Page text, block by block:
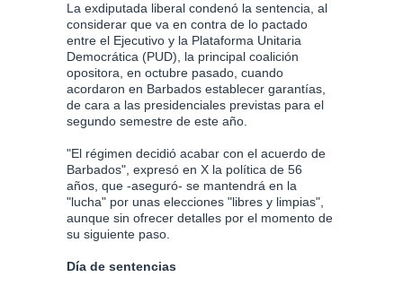
La exdiputada liberal condenó la sentencia, al
considerar que va en contra de lo pactado
entre el Ejecutivo y la Plataforma Unitaria
Democrática (PUD), la principal coalición
opositora, en octubre pasado, cuando
acordaron en Barbados establecer garantías,
de cara a las presidenciales previstas para el
segundo semestre de este año.
"El régimen decidió acabar con el acuerdo de
Barbados", expresó en X la política de 56
años, que -aseguró- se mantendrá en la
"lucha" por unas elecciones "libres y limpias",
aunque sin ofrecer detalles por el momento de
su siguiente paso.
Día de sentencias